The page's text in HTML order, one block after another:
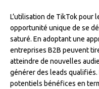
L’utilisation de TikTok pour
opportunité unique de se
saturé. En adoptant une
entreprises B2B peuvent
atteindre de nouvelles
générer des leads
potentiels bénéfices en